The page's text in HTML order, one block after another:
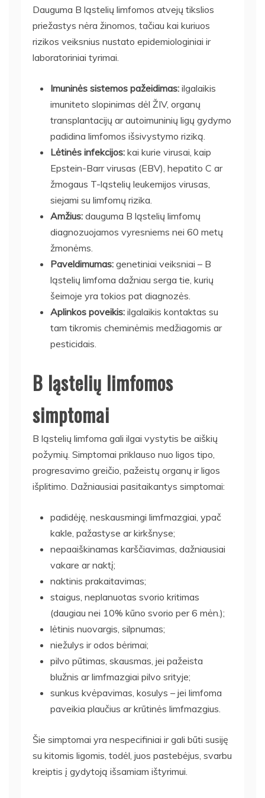
Dauguma B ląstelių limfomos atvejų tikslios
priežastys nėra žinomos, tačiau kai kuriuos
rizikos veiksnius nustato epidemiologiniai ir
laboratoriniai tyrimai.
Imuninės sistemos pažeidimas: ilgalaikis
imuniteto slopinimas dėl ŽIV, organų
transplantacijų ar autoimuninių ligų gydymo
padidina limfomos išsivystymo riziką.
Lėtinės infekcijos: kai kurie virusai, kaip
Epstein-Barr virusas (EBV), hepatito C ar
žmogaus T-ląstelių leukemijos virusas,
siejami su limfomų rizika.
Amžius: dauguma B ląstelių limfomų
diagnozuojamos vyresniems nei 60 metų
žmonėms.
Paveldimumas: genetiniai veiksniai – B
ląstelių limfoma dažniau serga tie, kurių
šeimoje yra tokios pat diagnozės.
Aplinkos poveikis: ilgalaikis kontaktas su
tam tikromis cheminėmis medžiagomis ar
pesticidais.
B ląstelių limfomos
simptomai
B ląstelių limfoma gali ilgai vystytis be aiškių
požymių. Simptomai priklauso nuo ligos tipo,
progresavimo greičio, pažeistų organų ir ligos
išplitimo. Dažniausiai pasitaikantys simptomai:
padidėję, neskausmingi limfmazgiai, ypač
kakle, pažastyse ar kirkšnyse;
nepaaiškinamas karščiavimas, dažniausiai
vakare ar naktį;
naktinis prakaitavimas;
staigus, neplanuotas svorio kritimas
(daugiau nei 10% kūno svorio per 6 mėn.);
lėtinis nuovargis, silpnumas;
niežulys ir odos bėrimai;
pilvo pūtimas, skausmas, jei pažeista
blužnis ar limfmazgiai pilvo srityje;
sunkus kvėpavimas, kosulys – jei limfoma
paveikia plaučius ar krūtinės limfmazgius.
Šie simptomai yra nespecifiniai ir gali būti susiję
su kitomis ligomis, todėl, juos pastebėjus, svarbu
kreiptis į gydytoją išsamiam ištyrimui.